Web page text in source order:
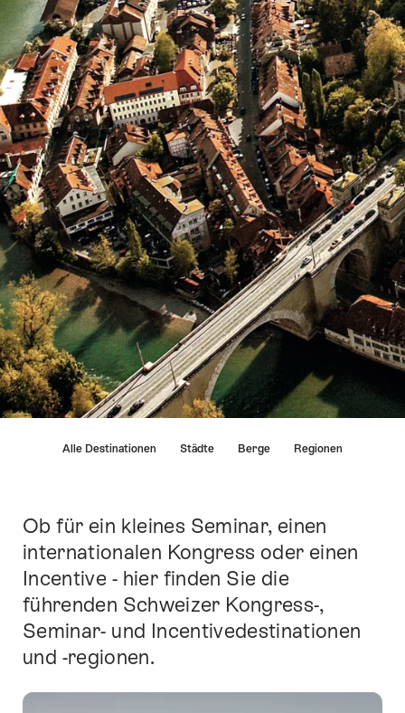
direkt
zu
Ankerpunkten
auf
dieser
führen.
Alle Destinationen Städte Berge Regionen
Einleitung
Ob für ein kleines Seminar, einen
internationalen Kongress oder einen
Incentive - hier finden Sie die
führenden Schweizer Kongress-,
Seminar- und Incentivedestinationen
und -regionen.